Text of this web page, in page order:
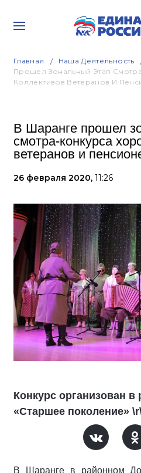
Главная Наша Деятельность
Прошел Зональный Этап
Коллективов Ветеранов И
В Шаранге прошел
смотра-конкурса
ветеранов и
26 февраля 2020, 11:26
Конкурс организован в
«Старшее поколение»
В Шаранге в районном